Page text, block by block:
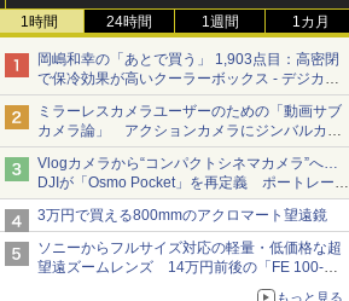
1時間 24時間 1週間 1カ月
岡嶋和幸の「あとで買う」 1,903点目：高密閉
で保冷効果が高いクーラーボックス - デジカメ
Watch
ミラーレスカメラユーザーのための「動画サブ
カメラ論」 アクションカメラにジンバルカメ
ラ……その実質的な違いは？
Vlogカメラから“コンパクトシネマカメラ”へ…
DJIが「Osmo Pocket」を再定義 ポートレート
重視の映像設計に
3万円で買える800mmのアクロマート望遠鏡
ソニーからフルサイズ対応の軽量・低価格な超
望遠ズームレンズ 14万円前後の「FE 100-
もっと見る